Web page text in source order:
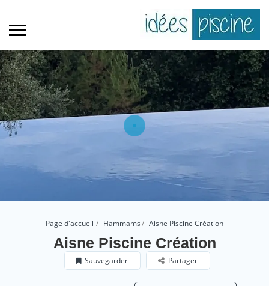
Page d'accueil Hammams Aisne Piscine Création
Aisne Piscine Création
Sauvegarder Partager